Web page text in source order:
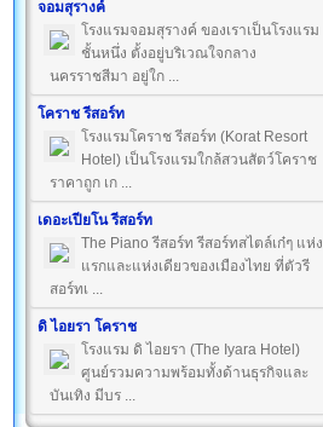
จอมสุรางค์
โรงแรมจอมสุรางค์ ของเราเป็นโรงแรม
ชั้นหนึ่ง ตั้งอยู่บริเวณใจกลาง
นครราชสีมา อยู่ใก ...
โคราช รีสอร์ท
โรงแรมโคราช รีสอร์ท (Korat Resort
Hotel) เป็นโรงแรมใกล้สวนสัตว์โคราช
ราคาถูก เก ...
เดอะเปียโน รีสอร์ท
The Piano รีสอร์ท รีสอร์ทสไตล์เก๋ๆ แห่ง
แรกและแห่งเดียวของเมืองไทย ที่ตัวรี
สอร์ทเ ...
ดิ ไอยรา โคราช
โรงแรม ดิ ไอยรา (The Iyara Hotel)
ศูนย์รวมความพร้อมทั้งด้านธุรกิจและ
บันเทิง มีบร ...